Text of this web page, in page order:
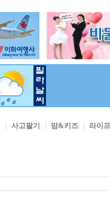
사고팔기 맘&키즈 라이